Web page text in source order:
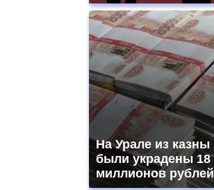
На Урале из казны
были украдены 18
миллионов рублей